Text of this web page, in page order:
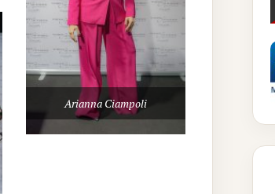
Arianna Ciampoli